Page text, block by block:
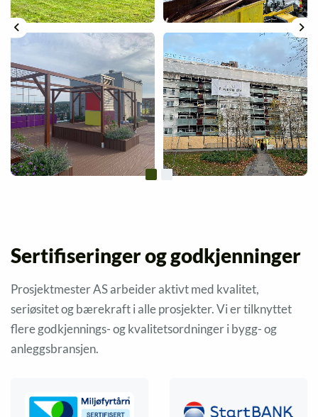
Sertifiseringer og godkjenninger
Prosjektmester AS arbeider aktivt med kvalitet,
seriøsitet og bærekraft i alle prosjekter. Vi er tilknyttet
flere godkjennings- og kvalitetsordninger i bygg- og
anleggsbransjen.